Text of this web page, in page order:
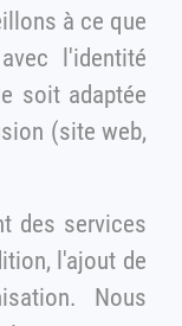
à ce que
(site web,
de
Nous